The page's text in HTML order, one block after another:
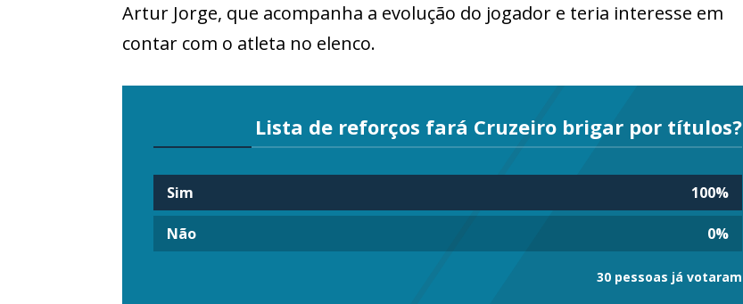
Artur Jorge, que acompanha a evolução do jogador e teria interesse em
contar com o atleta no elenco.
Lista de reforços fará Cruzeiro brigar por títulos?
Sim 100%
Não 0%
30 pessoas já votaram